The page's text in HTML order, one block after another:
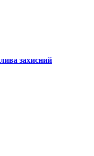
захисний